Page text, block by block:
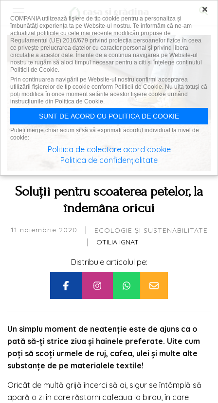
Soluții pentru scoaterea petelor, la
îndemâna oricui
11 noiembrie 2020 | ECOLOGIE ȘI SUSTENABILITATE
| OTILIA IGNAT
Distribuie articolul pe:
Un simplu moment de neatenție este de ajuns ca o
pată să-ți strice ziua și hainele preferate. Uite cum
poți să scoți urmele de ruj, cafea, ulei și multe alte
substanțe de pe materialele textile!
Oricât de multă grijă încerci să ai, sigur se întâmplă să
apară o zi în care răstorni cafeaua la birou, în care
×
COMPANIA utilizează fişiere de tip cookie pentru a personaliza și
îmbunătăți experiența ta pe Website-ul nostru. Te informăm că ne-am
actualizat politicile cu cele mai recente modificări propuse de
Regulamentul (UE) 2016/679 privind protecția persoanelor fizice în ceea
ce privește prelucrarea datelor cu caracter personal și privind libera
circulație a acestor date. Înainte de a continua navigarea pe Website-ul
nostru te rugăm să aloci timpul necesar pentru a citi și înțelege conținutul
Politicii de Cookie.
Prin continuarea navigării pe Website-ul nostru confirmi acceptarea
utilizării fişierelor de tip cookie conform Politicii de Cookie. Nu uita totuși că
poți modifica în orice moment setările acestor fişiere cookie urmând
instrucțiunile din Politica de Cookie.
SUNT DE ACORD CU POLITICA DE COOKIE
Puteți merge chiar acum și să vă exprimați acordul individual la nivel de
cookie:
Politica de colectare acord cookie
Politica de confidențialitate